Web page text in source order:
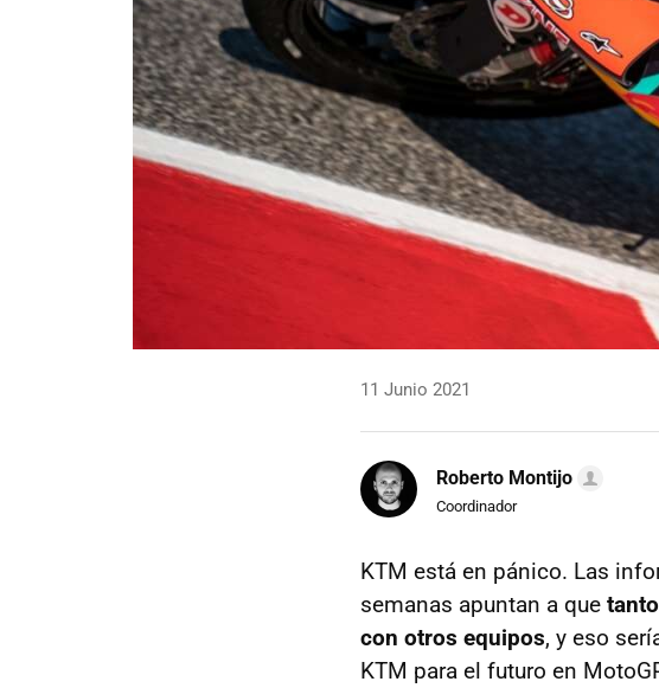
11 Junio 2021
Roberto Montijo
Coordinador
KTM está en pánico. Las
semanas apuntan a que
con otros equipos, y eso
KTM para el futuro en